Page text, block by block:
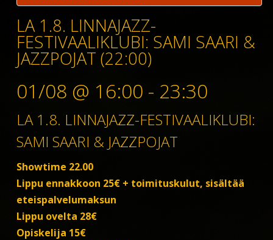
LA 1.8. LINNAJAZZ-
FESTIVAALIKLUBI: SAMI SAARI &
JAZZPOJAT (22:00)
01/08 @ 16:00 - 23:30
LA 1.8. LINNAJAZZ-FESTIVAALIKLUBI:
SAMI SAARI & JAZZPOJAT
Showtime 22.00
Lippu ennakkoon 25€ + toimituskulut, sisältää
eteispalvelumaksun
Lippu ovelta 28€
Opiskelija 15€